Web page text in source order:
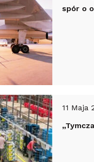
spór o
11 Maja